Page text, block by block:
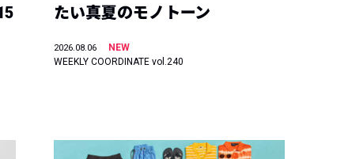
たい真夏のモノトーン
2026.08.06
NEW
WEEKLY COORDINATE vol.240